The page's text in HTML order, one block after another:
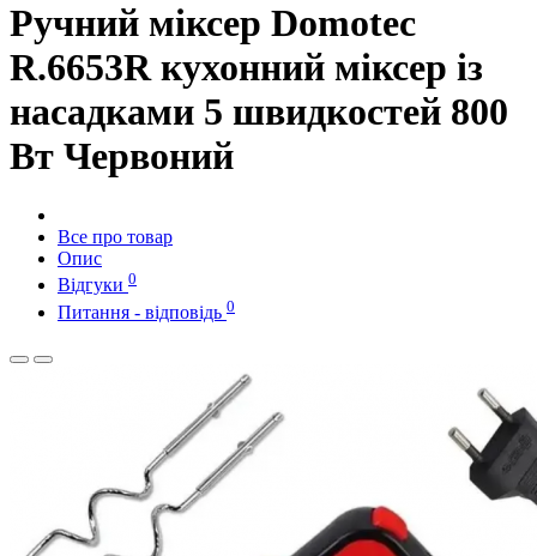
Ручний міксер Domotec
R.6653R кухонний міксер із
насадками 5 швидкостей 800
Вт Червоний
Все про товар
Опис
Відгуки 0
Питання - відповідь 0